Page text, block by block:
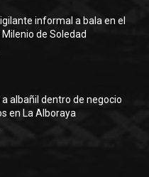
informal a bala en el
de Soledad
albañil dentro de negocio
en La Alboraya